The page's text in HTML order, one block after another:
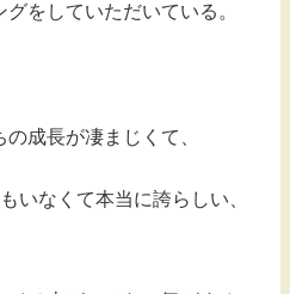
をしていただいている。
成長が凄まじくて、
いなくて本当に誇らしい、